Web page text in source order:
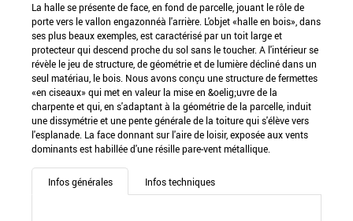
La halle se présente de face, en fond de parcelle, jouant le rôle de
porte vers le vallon engazonnéà l'arrière. L'objet «halle en bois», dans
ses plus beaux exemples, est caractérisé par un toit large et
protecteur qui descend proche du sol sans le toucher. A l'intérieur se
révèle le jeu de structure, de géométrie et de lumière décliné dans un
seul matériau, le bois. Nous avons conçu une structure de fermettes
«en ciseaux» qui met en valeur la mise en &oelig;uvre de la
charpente et qui, en s'adaptant à la géométrie de la parcelle, induit
une dissymétrie et une pente générale de la toiture qui s'élève vers
l'esplanade. La face donnant sur l'aire de loisir, exposée aux vents
dominants est habillée d'une résille pare-vent métallique.
Infos générales Infos techniques